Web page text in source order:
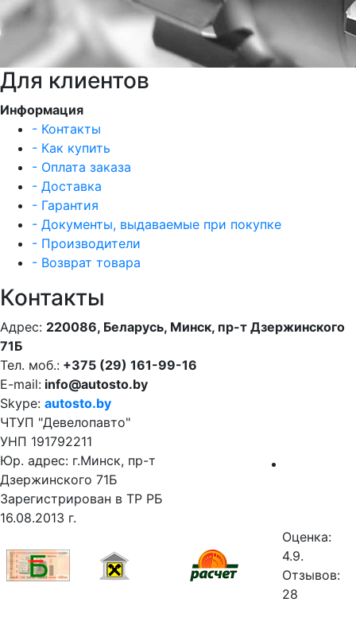
Для клиентов
Информация
- Контакты
- Как купить
- Оплата заказа
- Доставка
- Гарантия
- Документы, выдаваемые при покупке
- Производители
- Возврат товара
Контакты
Адрес: 220086, Беларусь, Минск, пр-т Дзержинского
71Б
Тел. моб.: +375 (29) 161-99-16
E-mail: info@autosto.by
Skype: autosto.by
ЧТУП "Девелопавто"
УНП 191792211
Юр. адрес: г.Минск, пр-т
Дзержинского 71Б
Зарегистрирован в ТР РБ
16.08.2013 г.
Оценка:
4.9.
Отзывов:
28